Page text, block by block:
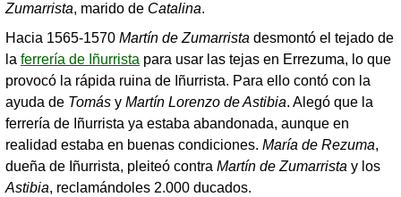
Zumarrista, marido de Catalina.
Hacia 1565-1570 Martín de Zumarrista desmontó el tejado de
la ferrería de Iñurrista para usar las tejas en Errezuma, lo que
provocó la rápida ruina de Iñurrista. Para ello contó con la
ayuda de Tomás y Martín Lorenzo de Astibia. Alegó que la
ferrería de Iñurrista ya estaba abandonada, aunque en
realidad estaba en buenas condiciones. María de Rezuma,
dueña de Iñurrista, pleiteó contra Martín de Zumarrista y los
Astibia, reclamándoles 2.000 ducados.